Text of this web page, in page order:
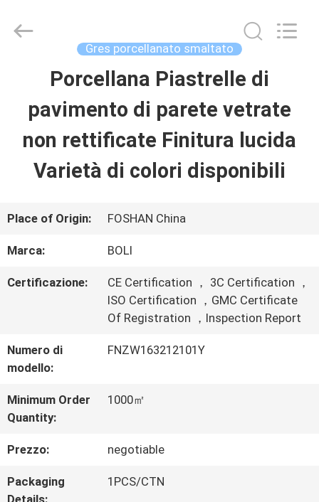
CASA.
PRODOTTI
VIDEO
ALLA
FABBRICA
CONTROLLO
DELLA
QUALITÀ
BOLI
Gres porcellanato smaltato
Porcellana Piastrelle di
pavimento di parete vetrate
non rettificate Finitura lucida
Varietà di colori disponibili
Place of Origin: FOSHAN China
Marca: BOLI
Certificazione:
CE Certification ， 3C Certification ，
ISO Certification ，GMC Certificate
Of Registration ，Inspection Report
Numero di
modello:
FNZW163212101Y
Minimum Order
Quantity:
1000㎡
Prezzo: negotiable
Packaging
1PCS/CTN